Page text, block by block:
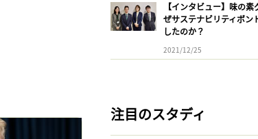
【インタビュー】味の
ぜサステナビリティボン
したのか？
2021/12/25
注目のスタディ